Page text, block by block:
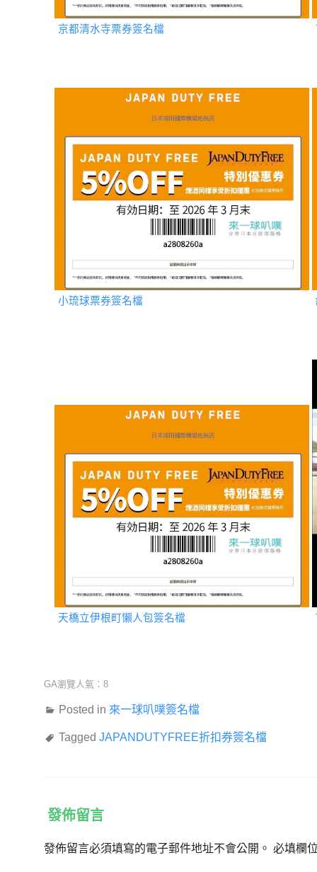
京都清水寺票券簽名檔
小琉球票券簽名檔
天橋立伊根町懶人包簽名檔
GA瀏覽人氣：8
Posted in 來一球叭噗簽名檔
Tagged JAPANDUTYFREE折扣券簽名檔
發佈留言
發佈留言必須填寫的電子郵件地址不會公開。 必填欄